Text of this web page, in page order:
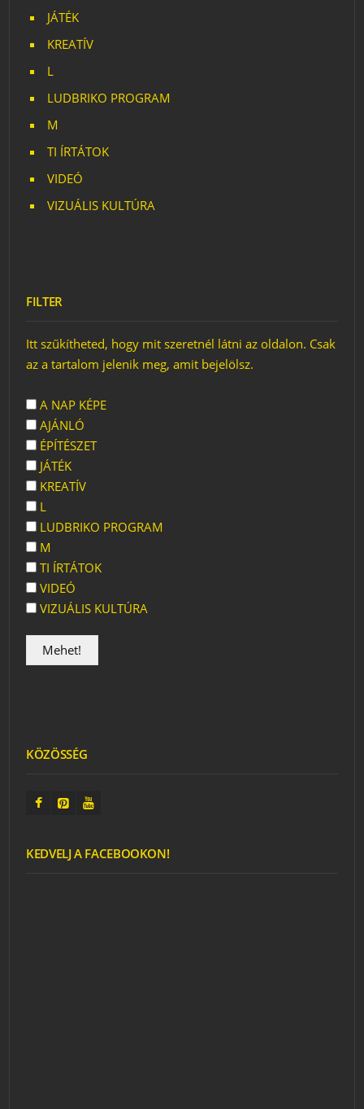
JÁTÉK
KREATÍV
L
LUDBRIKO PROGRAM
M
TI ÍRTÁTOK
VIDEÓ
VIZUÁLIS KULTÚRA
FILTER
Itt szűkítheted, hogy mit szeretnél látni az oldalon. Csak
az a tartalom jelenik meg, amit bejelölsz.
A NAP KÉPE
AJÁNLÓ
ÉPÍTÉSZET
JÁTÉK
KREATÍV
L
LUDBRIKO PROGRAM
M
TI ÍRTÁTOK
VIDEÓ
VIZUÁLIS KULTÚRA
KÖZÖSSÉG
KEDVELJ A FACEBOOKON!